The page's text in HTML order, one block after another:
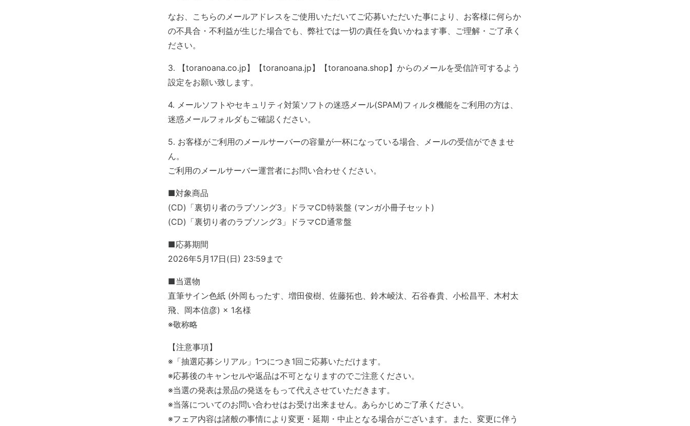
なお、こちらのメールアドレスをご使用いただいてご応募いただいた事により、お客様に何らか
の不具合・不利益が生じた場合でも、弊社では一切の責任を負いかねます事、ご理解・ご了承く
ださい。
3. 【toranoana.co.jp】【toranoana.jp】【toranoana.shop】からのメールを受信許可するよう
設定をお願い致します。
4. メールソフトやセキュリティ対策ソフトの迷惑メール(SPAM)フィルタ機能をご利用の方は、
迷惑メールフォルダもご確認ください。
5. お客様がご利用のメールサーバーの容量が一杯になっている場合、メールの受信ができませ
ん。
ご利用のメールサーバー運営者にお問い合わせください。
■対象商品
(CD)「裏切り者のラブソング3」ドラマCD特装盤 (マンガ小冊子セット)
(CD)「裏切り者のラブソング3」ドラマCD通常盤
■応募期間
2026年5月17日(日) 23:59まで
■当選物
直筆サイン色紙 (外岡もったす、増田俊樹、佐藤拓也、鈴木崚汰、石谷春貴、小松昌平、木村太
飛、岡本信彦) × 1名様
※敬称略
【注意事項】
※「抽選応募シリアル」1つにつき1回ご応募いただけます。
※応募後のキャンセルや返品は不可となりますのでご注意ください。
※当選の発表は景品の発送をもって代えさせていただきます。
※当落についてのお問い合わせはお受け出来ません。あらかじめご了承ください。
※フェア内容は諸般の事情により変更・延期・中止となる場合がございます。また、変更に伴う